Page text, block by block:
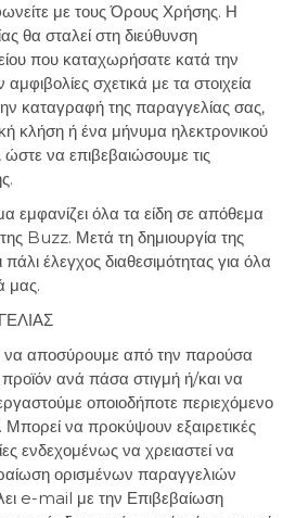
με τους Όρους Χρήσης. Η
θα σταλεί στη διεύθυνση
που καταχωρήσατε κατά την
σχετικά με τα στοιχεία
καταγραφή της παραγγελίας σας,
κλήση ή ένα μήνυμα ηλεκτρονικού
να επιβεβαιώσουμε τις
εμφανίζει όλα τα είδη σε απόθεμα
Buzz. Μετά τη δημιουργία της
πάλι έλεγχος διαθεσιμότητας για όλα
μας.
να αποσύρουμε από την παρούσα
προϊόν ανά πάσα στιγμή ή/και να
οποιοδήποτε περιεχόμενο
Μπορεί να προκύψουν εξαιρετικές
ενδεχομένως να χρειαστεί να
ορισμένων παραγγελιών
e-mail με την Επιβεβαίωση